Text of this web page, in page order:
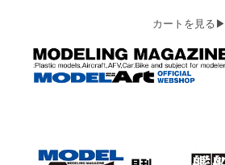
カートを見る▶︎